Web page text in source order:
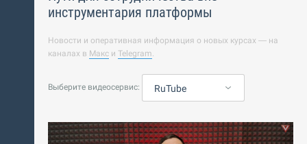
инструментария платформы
Новости и оперативная информация о новых курсах — на
каналах в Макс и Telegram.
Выберите видеосервис: RuTube